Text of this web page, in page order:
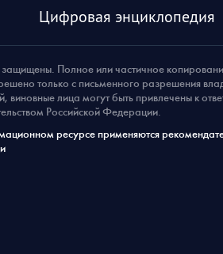
Цифровая энциклопедия
Полное или частичное
только с письменного разрешения
виновные лица могут быть привлечены к
Российской Федерации.
ресурсе применяются